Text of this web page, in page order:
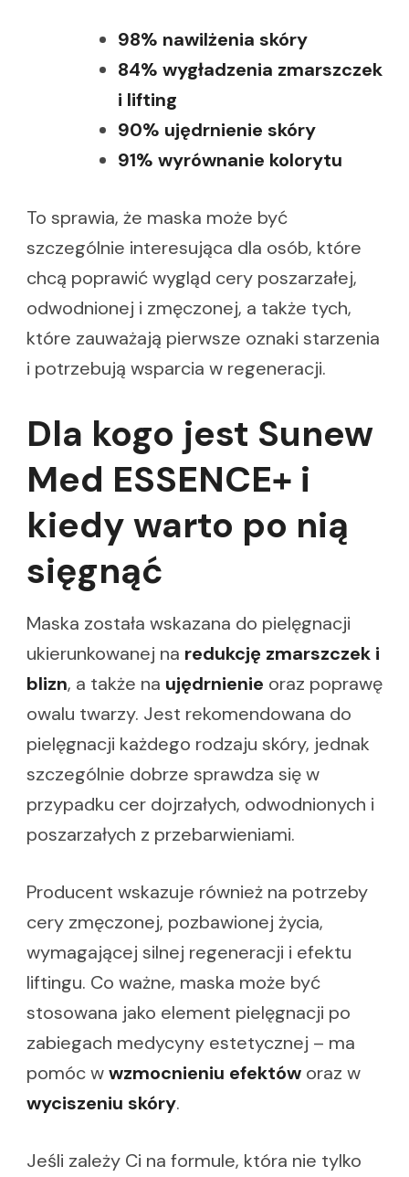
98% nawilżenia skóry
84% wygładzenia zmarszczek
i lifting
90% ujędrnienie skóry
91% wyrównanie kolorytu
To sprawia, że maska może być
szczególnie interesująca dla osób, które
chcą poprawić wygląd cery poszarzałej,
odwodnionej i zmęczonej, a także tych,
które zauważają pierwsze oznaki starzenia
i potrzebują wsparcia w regeneracji.
Dla kogo jest Sunew
Med ESSENCE+ i
kiedy warto po nią
sięgnąć
Maska została wskazana do pielęgnacji
ukierunkowanej na redukcję zmarszczek i
blizn, a także na ujędrnienie oraz poprawę
owalu twarzy. Jest rekomendowana do
pielęgnacji każdego rodzaju skóry, jednak
szczególnie dobrze sprawdza się w
przypadku cer dojrzałych, odwodnionych i
poszarzałych z przebarwieniami.
Producent wskazuje również na potrzeby
cery zmęczonej, pozbawionej życia,
wymagającej silnej regeneracji i efektu
liftingu. Co ważne, maska może być
stosowana jako element pielęgnacji po
zabiegach medycyny estetycznej – ma
pomóc wwzmocnieniu efektów oraz w
wyciszeniu skóry.
Jeśli zależy Ci na formule, która nie tylko